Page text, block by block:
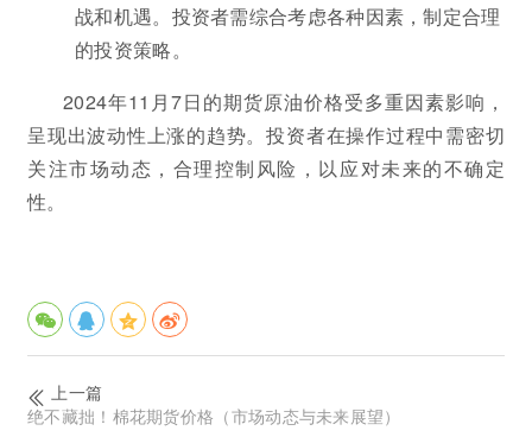
战和机遇。投资者需综合考虑各种因素，制定合理
的投资策略。
2024年11月7日的期货原油价格受多重因素影响，
呈现出波动性上涨的趋势。投资者在操作过程中需密切
关注市场动态，合理控制风险，以应对未来的不确定
性。
上一篇
绝不藏拙！棉花期货价格（市场动态与未来展望）